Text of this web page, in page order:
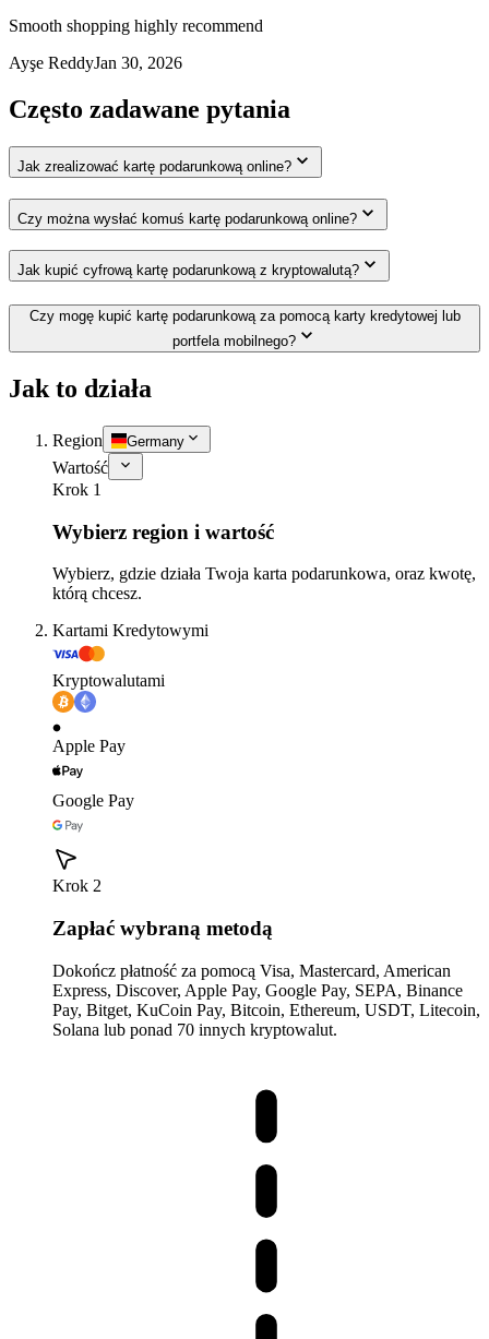
Smooth shopping highly recommend
Ayşe ReddyJan 30, 2026
Często zadawane pytania
Jak zrealizować kartę podarunkową online?
Czy można wysłać komuś kartę podarunkową online?
Jak kupić cyfrową kartę podarunkową z kryptowalutą?
Czy mogę kupić kartę podarunkową za pomocą karty kredytowej lub
portfela mobilnego?
Jak to działa
Region Germany
Wartość
Krok 1
Wybierz region i wartość
Wybierz, gdzie działa Twoja karta podarunkowa, oraz kwotę,
którą chcesz.
Kartami Kredytowymi
Kryptowalutami
Apple Pay
Google Pay
Krok 2
Zapłać wybraną metodą
Dokończ płatność za pomocą Visa, Mastercard, American
Express, Discover, Apple Pay, Google Pay, SEPA, Binance
Pay, Bitget, KuCoin Pay, Bitcoin, Ethereum, USDT, Litecoin,
Solana lub ponad 70 innych kryptowalut.